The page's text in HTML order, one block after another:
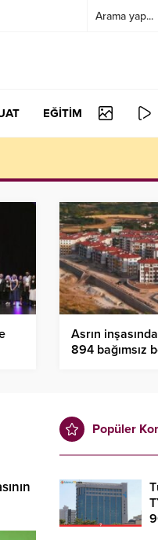
EĞİTİM
Asrın
894 bağımsız
Popüler